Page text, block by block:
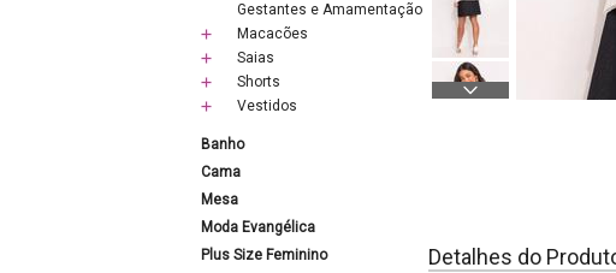
Gestantes e Amamentação
Macacões
Saias
Shorts
Vestidos
Banho
Cama
Mesa
Moda Evangélica
Plus Size Feminino
Detalhes do